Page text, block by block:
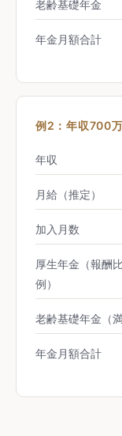
老齢基礎年金
年金月額合計
例2：年収700
年収
月給（推定）
加入月数
厚生年金（報酬比
例）
老齢基礎年金（満
年金月額合計